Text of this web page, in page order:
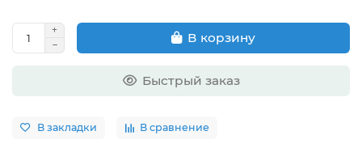
В корзину
Быстрый заказ
В закладки В сравнение